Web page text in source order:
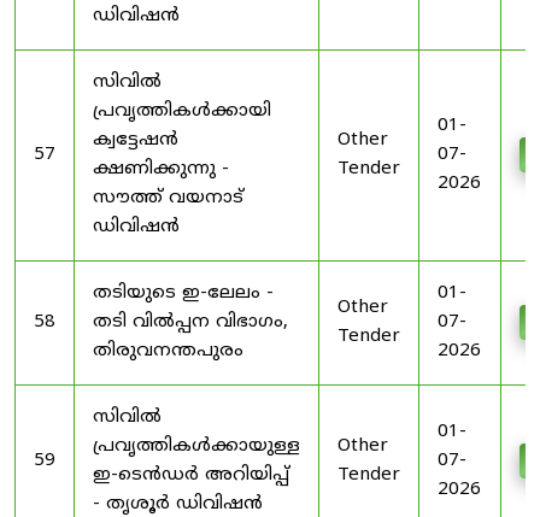
ഡിവിഷൻ
57
സിവിൽ
പ്രവൃത്തികൾക്കായി
ക്വട്ടേഷൻ
ക്ഷണിക്കുന്നു -
സൗത്ത് വയനാട്
ഡിവിഷൻ
Other
Tender
01-
07-
2026
58
തടിയുടെ ഇ-ലേലം -
തടി വിൽപ്പന വിഭാഗം,
തിരുവനന്തപുരം
Other
Tender
01-
07-
2026
59
സിവിൽ
പ്രവൃത്തികൾക്കായുള്ള
ഇ-ടെൻഡർ അറിയിപ്പ്
- തൃശൂർ ഡിവിഷൻ
Other
Tender
01-
07-
2026